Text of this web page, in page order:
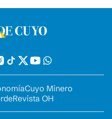
Cuyo Minero
Revista OH